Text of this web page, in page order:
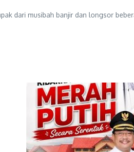
dari musibah banjir dan longsor